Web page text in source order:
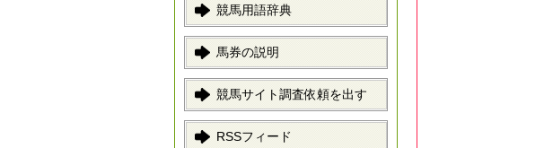
競馬用語辞典
馬券の説明
競馬サイト調査依頼を出す
RSSフィード